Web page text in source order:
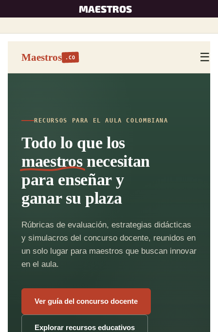
to
MAESTROS
Maestros .CO ☰
RECURSOS PARA EL AULA COLOMBIANA
Todo lo que los
maestros necesitan
para enseñar y
ganar su plaza
Rúbricas de evaluación, estrategias didácticas
y simulacros del concurso docente, reunidos en
un solo lugar para maestros que buscan innovar
en el aula.
Ver guía del concurso docente
Explorar recursos educativos